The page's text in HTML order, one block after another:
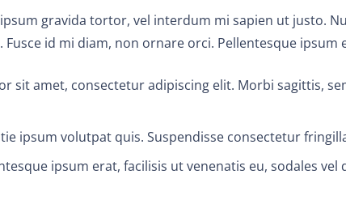
gravida tortor, vel interdum mi sapien ut justo.
id mi diam, non ornare orci. Pellentesque ipsum
sit amet, consectetur adipiscing elit. Morbi sagittis,
ipsum volutpat quis. Suspendisse consectetur
ipsum erat, facilisis ut venenatis eu, sodales vel